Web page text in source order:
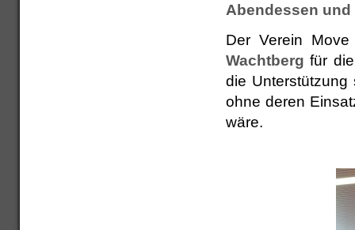
Abendessen
Der Verein
Wachtberg für
die
ohne deren
wäre.